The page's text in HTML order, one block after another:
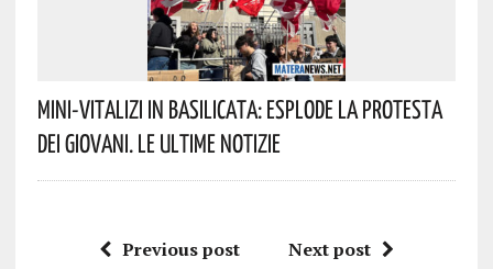
Mini-Vitalizi In Basilicata: Esplode La Protesta
Dei Giovani. Le Ultime Notizie
Previous post Next post